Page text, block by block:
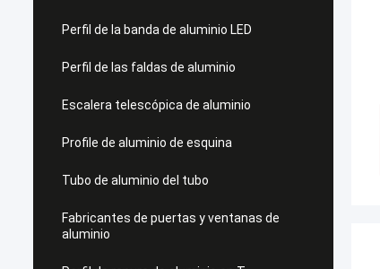
Perfil de la banda de aluminio LED
Perfil de las faldas de aluminio
Escalera telescópica de aluminio
Profile de aluminio de esquina
Tubo de aluminio del tubo
Fabricantes de puertas y ventanas de
aluminio